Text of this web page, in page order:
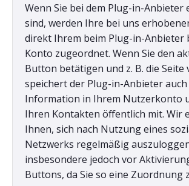
Wenn Sie bei dem Plug-in-Anbieter
sind, werden Ihre bei uns
direkt Ihrem beim Plug-in-Anbieter
Konto zugeordnet. Wenn Sie den
Button betätigen und z. B. die Seite
speichert der Plug-in-Anbieter auch
Information in Ihrem Nutzerkonto
Ihren Kontakten öffentlich mit. Wir
Ihnen, sich nach Nutzung eines
Netzwerks regelmäßig
insbesondere jedoch vor
Buttons, da Sie so eine Zuordnung